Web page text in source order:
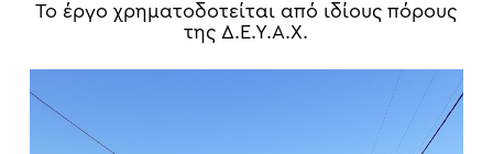
Το έργο χρηματοδοτείται από ιδίους πόρους
της Δ.Ε.Υ.Α.Χ.